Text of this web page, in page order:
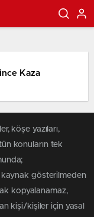
Kaza
köşe yazıları,
konuların tek
gösterilmeden
kopyalanamaz,
kişi/kişiler için yasal